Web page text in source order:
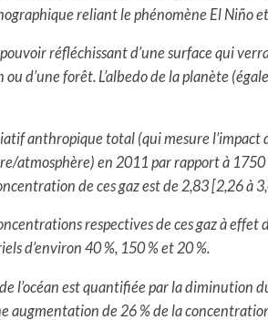
reliant le phénomène El Niño
pouvoir réfléchissant d’une surface qui
ou d’une forêt. L’albedo de la planète
anthropique total (qui mesure
atmosphère) en 2011 par rapport à
de ces gaz est de 2,83 [2,26 à
respectives de ces gaz à
d’environ 40 %, 150 % et 20 %.
l’océan est quantifiée par la diminution
augmentation de 26 % de la